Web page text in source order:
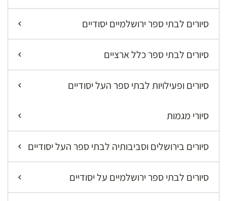
סיורים לבתי ספר ירושלמיים יסודיים
סיורים לבתי ספר כלל ארציים
סיורים ופעילויות לבתי ספר העל יסודיים
סיורי מגמות
סיורים בירושלים וסביבותיה לבתי ספר העל יסודיים
סיורים לבתי ספר ירושלמיים על יסודיים